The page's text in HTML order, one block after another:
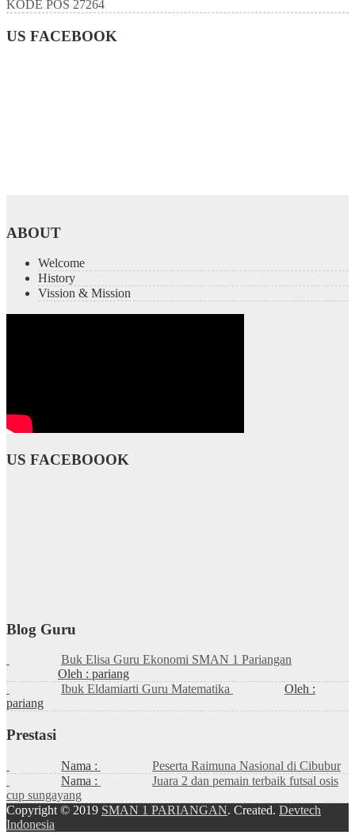
KODE POS 27264
US FACEBOOK
ABOUT
Welcome
History
Vission & Mission
US FACEBOOOK
Blog Guru
Buk Elisa Guru Ekonomi SMAN 1 Pariangan
Oleh : pariang
Ibuk Eldamiarti Guru Matematika
Oleh :
pariang
Prestasi
Nama :
Peserta Raimuna Nasional di Cibubur
Nama :
Juara 2 dan pemain terbaik futsal osis
cup sungayang
Copyright © 2019 SMAN 1 PARIANGAN. Created. Devtech
Indonesia